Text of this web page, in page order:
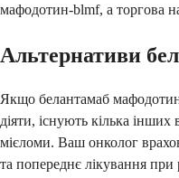
мафодотин-blmf, а торгова
Альтернативи
Якщо белантамаб
діяти, існують кілька інших
мієломи. Ваш онколог
та попереднє лікування при